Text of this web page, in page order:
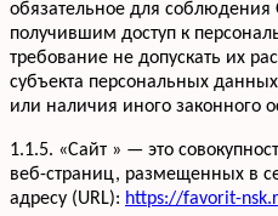
обязательное для
получившим доступ к
требование не допускать их
субъекта персональных данных
или наличия иного законного
1.1.5. «Сайт » — это
веб-страниц, размещенных в
адресу (URL): https://favorit-